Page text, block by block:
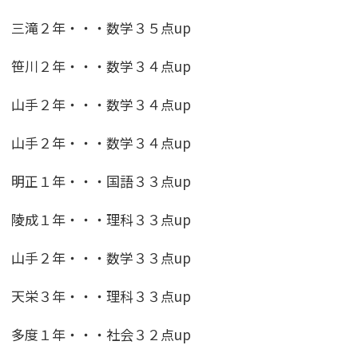
三滝２年・・・数学３５点up
笹川２年・・・数学３４点up
山手２年・・・数学３４点up
山手２年・・・数学３４点up
明正１年・・・国語３３点up
陵成１年・・・理科３３点up
山手２年・・・数学３３点up
天栄３年・・・理科３３点up
多度１年・・・社会３２点up